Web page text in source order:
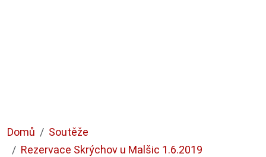
Domů
Soutěže
Rezervace Skrýchov u Malšic 1.6.2019